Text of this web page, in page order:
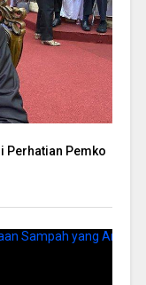
Perhatian Pemko